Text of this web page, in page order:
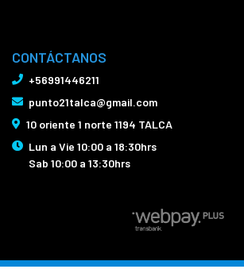
CONTÁCTANOS
+56991446211
punto21talca@gmail.com
10 oriente 1 norte 1194 TALCA
Lun a Vie 10:00 a 18:30hrs
Sab 10:00 a 13:30hrs